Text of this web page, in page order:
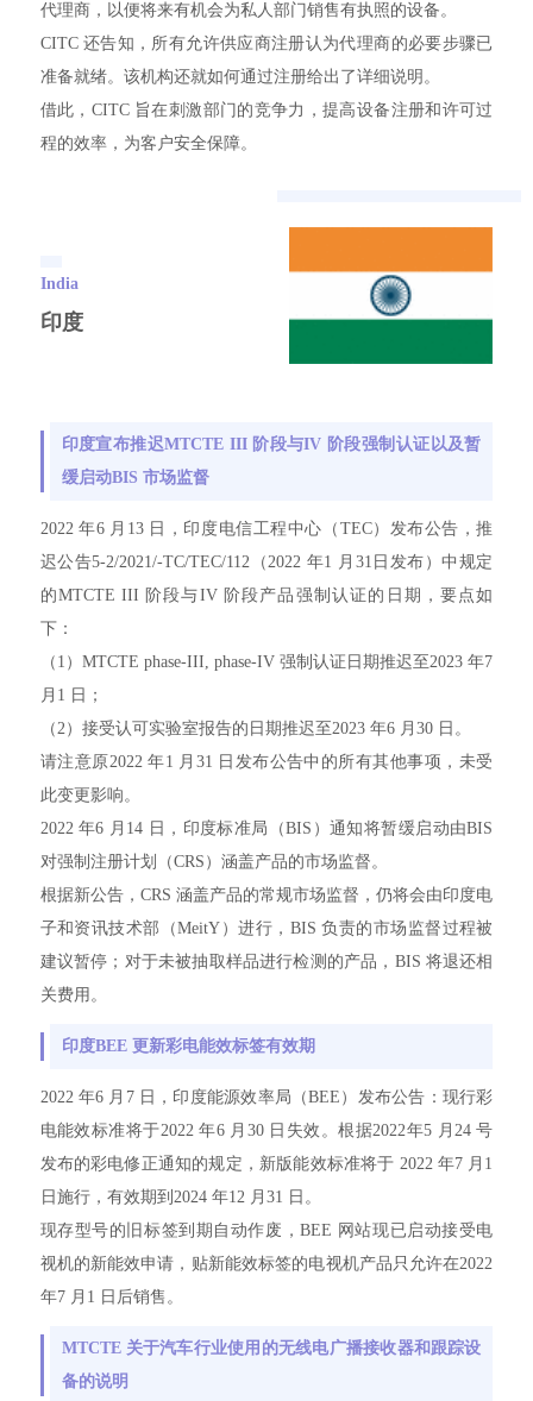
代理商，以便将来有机会为私人部门销售有执照的设备。
CITC 还告知，所有允许供应商注册认为代理商的必要步骤已
准备就绪。该机构还就如何通过注册给出了详细说明。
借此，CITC 旨在刺激部门的竞争力，提高设备注册和许可过
程的效率，为客户安全保障。
India
印度
印度宣布推迟MTCTE III 阶段与IV 阶段强制认证以及暂
缓启动BIS 市场监督
2022 年6 月13 日，印度电信工程中心（TEC）发布公告，推
迟公告5-2/2021/-TC/TEC/112（2022 年1 月31日发布）中规定
的MTCTE III 阶段与IV 阶段产品强制认证的日期，要点如
下：
（1）MTCTE phase-III, phase-IV 强制认证日期推迟至2023 年7
月1 日；
（2）接受认可实验室报告的日期推迟至2023 年6 月30 日。
请注意原2022 年1 月31 日发布公告中的所有其他事项，未受
此变更影响。
2022 年6 月14 日，印度标准局（BIS）通知将暂缓启动由BIS
对强制注册计划（CRS）涵盖产品的市场监督。
根据新公告，CRS 涵盖产品的常规市场监督，仍将会由印度电
子和资讯技术部（MeitY）进行，BIS 负责的市场监督过程被
建议暂停；对于未被抽取样品进行检测的产品，BIS 将退还相
关费用。
印度BEE 更新彩电能效标签有效期
2022 年6 月7 日，印度能源效率局（BEE）发布公告：现行彩
电能效标准将于2022 年6 月30 日失效。根据2022年5 月24 号
发布的彩电修正通知的规定，新版能效标准将于 2022 年7 月1
日施行，有效期到2024 年12 月31 日。
现存型号的旧标签到期自动作废，BEE 网站现已启动接受电
视机的新能效申请，贴新能效标签的电视机产品只允许在2022
年7 月1 日后销售。
MTCTE 关于汽车行业使用的无线电广播接收器和跟踪设
备的说明